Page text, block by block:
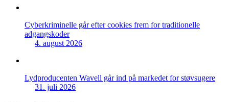
Cyberkriminelle går efter cookies frem for traditionelle
adgangskoder
4. august 2026
Lydproducenten Wavell går ind på markedet for støvsugere
31. juli 2026